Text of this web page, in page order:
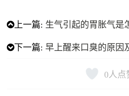
上一篇: 生气引起的胃胀气是
下一篇:早上醒来口臭的原因
0人点